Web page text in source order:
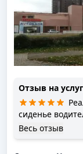
Отзыв на
сиденье
руками и потом
Весь отзыв